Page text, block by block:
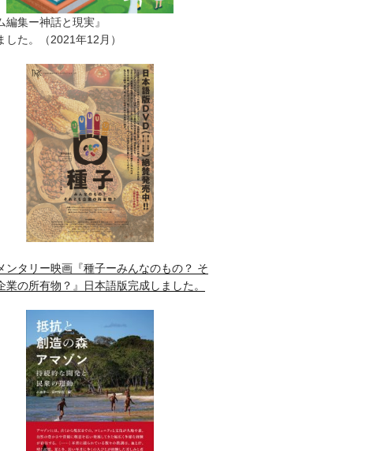
編集ー神話と現実』
した。（2021年12月）
ンタリー映画『種子ーみんなのもの？ そ
業の所有物？』日本語版完成しました。